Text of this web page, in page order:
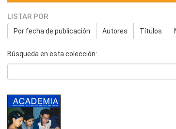
LISTAR POR
Por fecha de publicación Autores Títulos
Búsqueda en esta colección: